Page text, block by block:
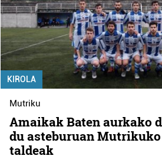
KIROLA
Mutriku
Amaikak Baten aurkako
du asteburuan
taldeak